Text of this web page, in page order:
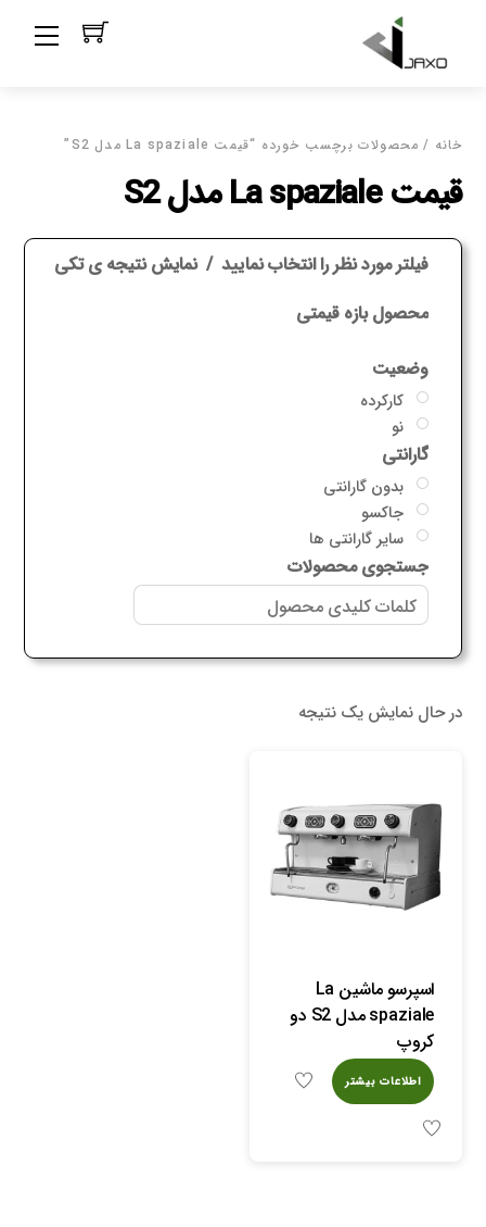
content
خانه / محصولات برچسب خورده “قیمت La spaziale مدل S2”
قیمت La spaziale مدل S2
فیلتر مورد نظر را انتخاب نمایید نمایش نتیجه ی تکی
محصول بازه قیمتی
وضعیت
کارکرده
نو
گارانتی
بدون گارانتی
جاکسو
سایر گارانتی ها
جستجوی محصولات
در حال نمایش یک نتیجه
اسپرسو ماشین La
spaziale مدل S2 دو
کروپ
اطلاعات بیشتر